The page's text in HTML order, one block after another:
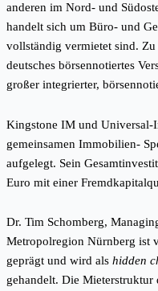
anderen im Nord- und
handelt sich um Büro- und
vollständig vermietet sind.
deutsches börsennotiertes
großer integrierter,
Kingstone IM und Universal-
gemeinsamen Immobilien-
aufgelegt. Sein
Euro mit einer
Dr. Tim Schomberg,
Metropolregion Nürnberg ist
geprägt und wird als hidden
gehandelt. Die Mieterstruktur